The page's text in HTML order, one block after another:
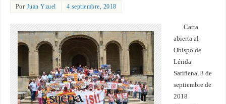
Por Juan Yzuel 4 septiembre, 2018
Carta
abierta al
Obispo de
Lérida
Sariñena, 3 de
septiembre de
2018